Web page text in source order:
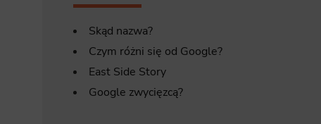
Skąd nazwa?
Czym różni się od Google?
East Side Story
Google zwycięzcą?